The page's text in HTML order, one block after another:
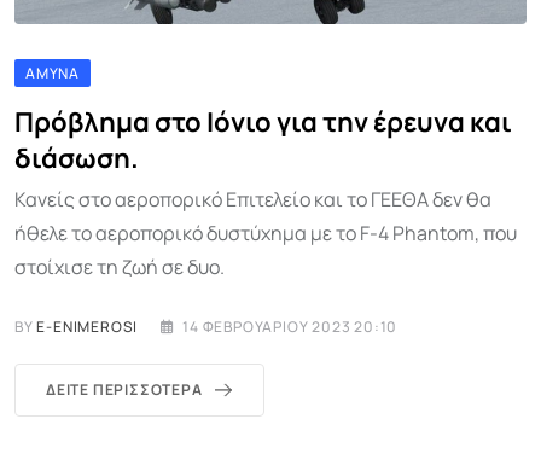
ΆΜΥΝΑ
Πρόβλημα στο Ιόνιο για την έρευνα και
διάσωση.
Κανείς στο αεροπορικό Επιτελείο και το ΓΕΕΘΑ δεν θα
ήθελε το αεροπορικό δυστύχημα με το F-4 Phantom, που
στοίχισε τη ζωή σε δυο.
BYE-ENIMEROSI 14 ΦΕΒΡΟΥΑΡΊΟΥ 2023 20:10
ΔΕΊΤΕ ΠΕΡΙΣΣΌΤΕΡΑ